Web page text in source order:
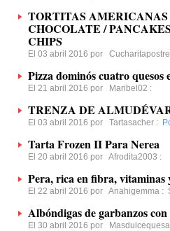
TORTITAS AMERICANAS
CHOCOLATE /
CHIPS
El 03 abril 2016 por Cucharitapostre
Pizza dominós cuatro
El 21 abril 2016 por Maribel02 :
TRENZA DE ALMUDÉVAR
El 03 abril 2016 por Tartasacher :
Tarta Frozen II Para Nerea
El 20 abril 2016 por Afrodita2003 :
Pera, rica en fibra, vitaminas
El 22 abril 2016 por Anahigemma :
Albóndigas de garbanzos
El 30 abril 2016 por